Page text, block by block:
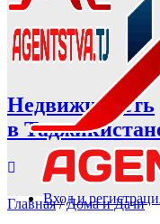
Недвижимость
в
Вход и
Главная/Дома и Дачи